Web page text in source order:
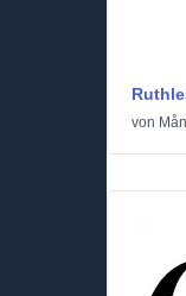
von